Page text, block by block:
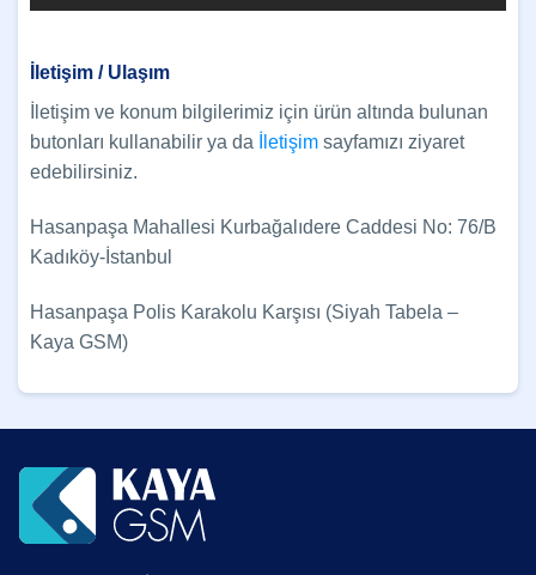
İletişim / Ulaşım
İletişim ve konum bilgilerimiz için ürün altında bulunan
butonları kullanabilir ya da
İletişim sayfamızı ziyaret
edebilirsiniz.
Hasanpaşa Mahallesi Kurbağalıdere Caddesi No: 76/B
Kadıköy-İstanbul
Hasanpaşa Polis Karakolu Karşısı (Siyah Tabela –
Kaya GSM)